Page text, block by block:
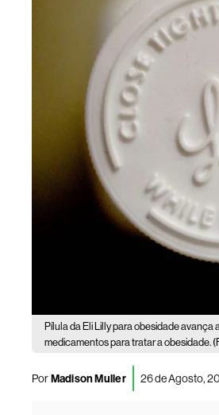
Pílula da Eli Lilly para obesidade avança
medicamentos para tratar a obesidade.
PorMadison Muller 26 de Agosto,